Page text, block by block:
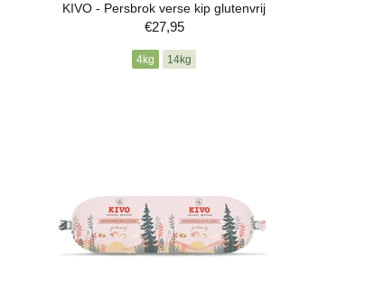
KIVO - Persbrok verse kip glutenvrij
€27,95
4kg 14kg